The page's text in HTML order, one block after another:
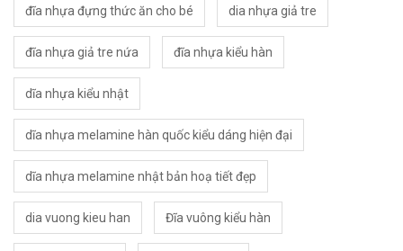
đĩa nhựa đựng thức ăn cho bé dia nhựa giả tre
đĩa nhựa giả tre nứa đĩa nhựa kiểu hàn
dĩa nhựa kiểu nhật
dĩa nhựa melamine hàn quốc kiểu dáng hiện đại
dĩa nhựa melamine nhật bản hoạ tiết đẹp
dia vuong kieu han Đĩa vuông kiểu hàn